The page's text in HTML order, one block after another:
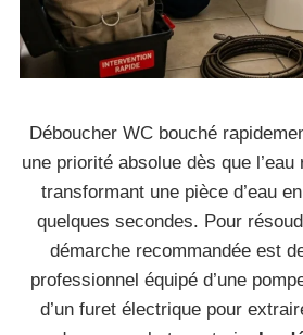
Déboucher WC bouché
une priorité absolue dès que l’eau
transformant une pièce d’eau
quelques secondes. Pour
démarche recommandée est
professionnel équipé d’une
d’un furet électrique pour